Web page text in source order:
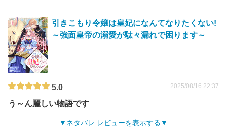
引きこもり令嬢は皇妃になんてなりたくない!
～強面皇帝の溺愛が駄々漏れで困ります～
5.0 2025/08/16 22:37
う～ん麗しい物語です
ネタバレ レビューを表示する